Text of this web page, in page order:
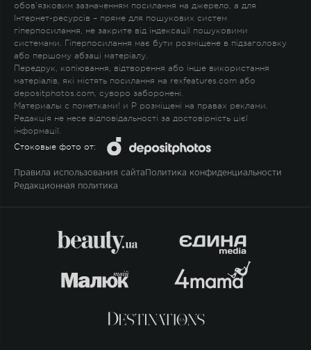
обов'язковим зазначенням посилання на джерело, а для
Інтернет-ресурсів – пряме для пошукових систем
гіперпосилання, не закрите від індексації пошуковими
системами. Гіперпосилання має бути розміщене в підзаголовку
або першому абзаці матеріалу.
Передрук, копіювання, відтворення або інше використання
матеріалів, які містять посилання на rexfeatures.com або
depositphotos.com, суворо заборонені.
Материалы с пометками! и P розміщені на правах реклами.
Редакція не несе відповідальності за достовірність цієї
інформації.
Стоковые фото от:
Правила использования сайта Политика конфиденциальности
Редакционная политика